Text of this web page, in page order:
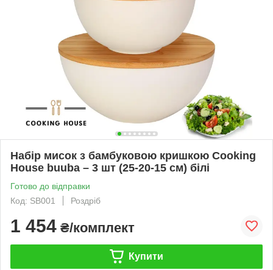
Набір мисок з бамбуковою кришкою Cooking
House buuba – 3 шт (25-20-15 см) білі
Готово до відправки
Код: SB001
Роздріб
1 454 ₴/комплект
Купити